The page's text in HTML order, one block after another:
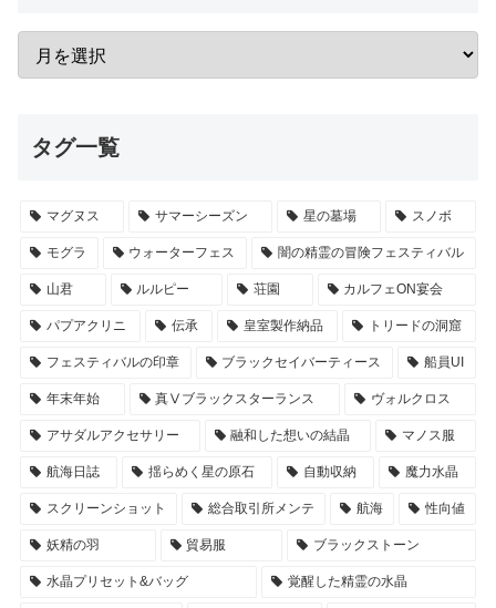
タグ一覧
マグヌス サマーシーズン 星の墓場 スノボ
モグラ ウォーターフェス 闇の精霊の冒険フェスティバル
山君 ルルピー 荘園 カルフェON宴会
パプアクリニ 伝承 皇室製作納品 トリードの洞窟
フェスティバルの印章 ブラックセイバーティース 船員UI
年末年始 真Ⅴブラックスターランス ヴォルクロス
アサダルアクセサリー 融和した想いの結晶 マノス服
航海日誌 揺らめく星の原石 自動収納 魔力水晶
スクリーンショット 総合取引所メンテ 航海 性向値
妖精の羽 貿易服 ブラックストーン
水晶プリセット&バッグ 覚醒した精霊の水晶